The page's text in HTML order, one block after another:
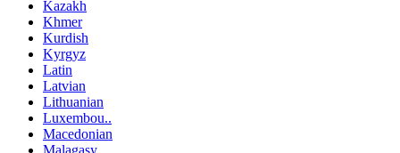
Kazakh
Khmer
Kurdish
Kyrgyz
Latin
Latvian
Lithuanian
Luxembou..
Macedonian